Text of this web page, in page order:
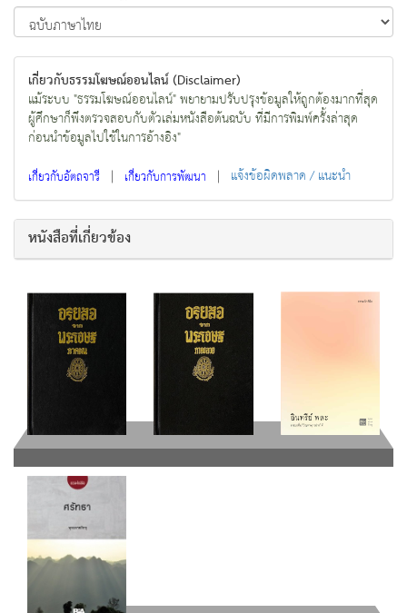
เกี่ยวกับธรรมโฆษณ์ออนไลน์ (Disclaimer)
แม้ระบบ "ธรรมโฆษณ์ออนไลน์" พยายามปรับปรุงข้อมูลให้ถูกต้องมากที่สุด
ผู้ศึกษาก็พึงตรวจสอบกับตัวเล่มหนังสือต้นฉบับ ที่มีการพิมพ์ครั้งล่าสุด
ก่อนนำข้อมูลไปใช้ในการอ้างอิง"
เกี่ยวกับอัตถจารี | เกี่ยวกับการพัฒนา | แจ้งข้อผิดพลาด / แนะนำ
หนังสือที่เกี่ยวข้อง